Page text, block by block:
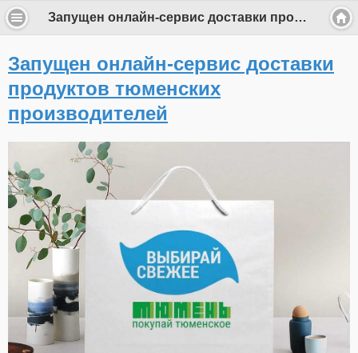
Запущен онлайн-сервис доставки продуктов тюменских производителей
Запущен онлайн-сервис доставки
продуктов тюменских
производителей